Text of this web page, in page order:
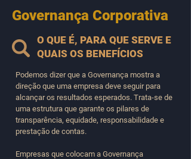
Governança Corporativa
O QUE É, PARA QUE SERVE E
QUAIS OS BENEFÍCIOS
Podemos dizer que a Governança mostra a
direção que uma empresa deve seguir para
alcançar os resultados esperados. Trata-se de
uma estrutura que garante os pilares de
transparência, equidade, responsabilidade e
prestação de contas.
Empresas que colocam a Governança